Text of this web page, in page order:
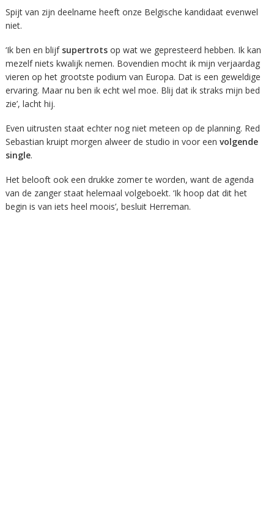
Spijt van zijn deelname heeft onze Belgische kandidaat evenwel
niet.
‘Ik ben en blijf supertrotsop wat we gepresteerd hebben. Ik kan
mezelf niets kwalijk nemen. Bovendien mocht ik mijn verjaardag
vieren op het grootste podium van Europa. Dat is een geweldige
ervaring. Maar nu ben ik echt wel moe. Blij dat ik straks mijn bed
zie’, lacht hij.
Even uitrusten staat echter nog niet meteen op de planning. Red
Sebastian kruipt morgen alweer de studio in voor een volgende
single.
Het belooft ook een drukke zomer te worden, want de agenda
van de zanger staat helemaal volgeboekt. ‘Ik hoop dat dit het
begin is van iets heel moois’, besluit Herreman.